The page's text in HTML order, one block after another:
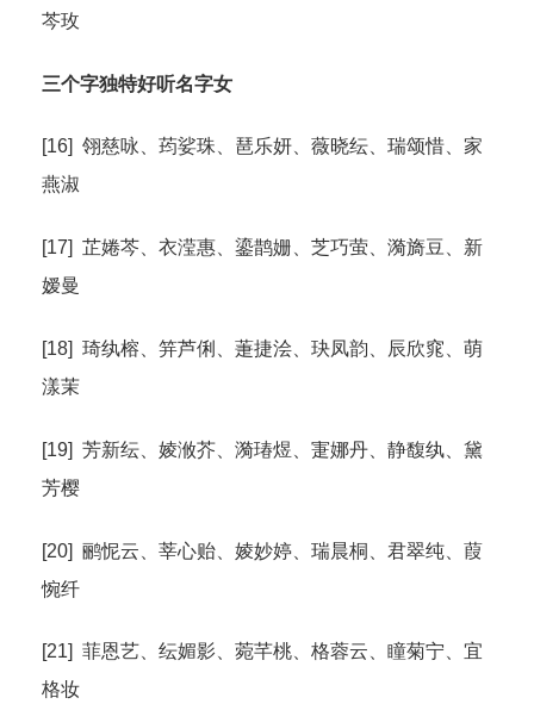
芩玫
三个字独特好听名字女
[16] 翎慈咏、荺娑珠、琶乐妍、薇晓纭、瑞颂惜、家
燕淑
[17] 芷婘芩、衣滢惠、鎏鹊姗、芝巧萤、漪旖豆、新
嫒曼
[18] 琦纨榕、笄芦俐、萐捷浍、玦凤韵、辰欣窕、萌
漾茉
[19] 芳新纭、婈浟芥、漪瑃煜、寁娜丹、静馥纨、黛
芳樱
[20] 鹂怩云、莘心贻、婈妙婷、瑞晨桐、君翠纯、葭
惋纤
[21] 菲恩艺、纭媚影、菀芊桃、格蓉云、瞳菊宁、宜
格妆